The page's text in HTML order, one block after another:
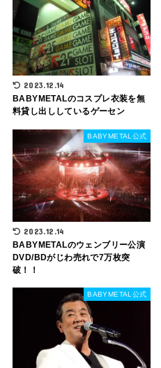
2023.12.14
BABYMETALのコスプレ衣装を無
料貸し出ししているゲーセン
BABYMETAL公式
2023.12.14
BABYMETALのウェンブリー公演
DVD/BDがじわ売れで7万枚突
破！！
BABYMETAL公式